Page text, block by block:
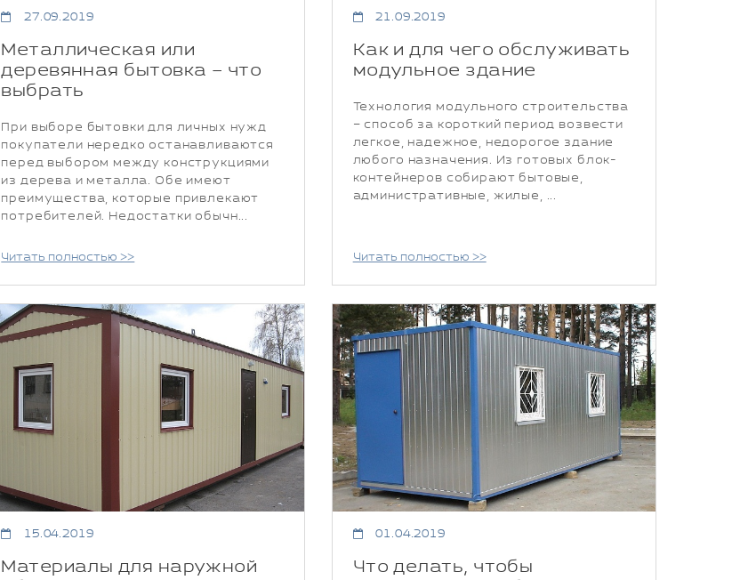
27.09.2019
Металлическая или
деревянная бытовка – что
выбрать
При выборе бытовки для личных нужд
покупатели нередко останавливаются
перед выбором между конструкциями
из дерева и металла. Обе имеют
преимущества, которые привлекают
потребителей. Недостатки обычн...
Читать полностью >>
21.09.2019
Как и для чего обслуживать
модульное здание
Технология модульного строительства
– способ за короткий период возвести
легкое, надежное, недорогое здание
любого назначения. Из готовых блок-
контейнеров собирают бытовые,
административные, жилые, ...
Читать полностью >>
15.04.2019
Материалы для наружной
01.04.2019
Что делать, чтобы